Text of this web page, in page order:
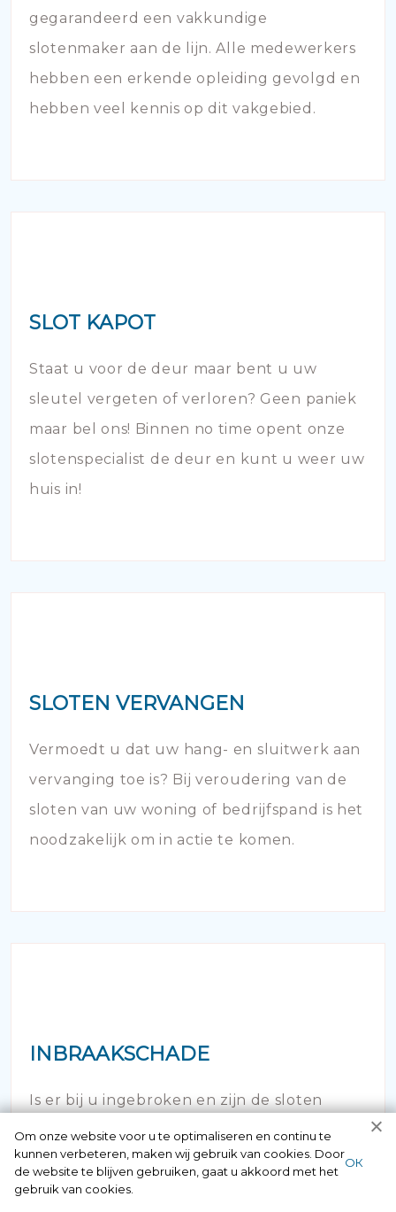
gegarandeerd een vakkundige
slotenmaker aan de lijn. Alle medewerkers
hebben een erkende opleiding gevolgd en
hebben veel kennis op dit vakgebied.
SLOT KAPOT
Staat u voor de deur maar bent u uw
sleutel vergeten of verloren? Geen paniek
maar bel ons! Binnen no time opent onze
slotenspecialist de deur en kunt u weer uw
huis in!
SLOTEN VERVANGEN
Vermoedt u dat uw hang- en sluitwerk aan
vervanging toe is? Bij veroudering van de
sloten van uw woning of bedrijfspand is het
noodzakelijk om in actie te komen.
INBRAAKSCHADE
Is er bij u ingebroken en zijn de sloten
onherstelbaar beschadigd? Uiteraard kunt
u hier 24/7 bij ons terecht.
Om onze website voor u te optimaliseren en continu te
kunnen verbeteren, maken wij gebruik van cookies. Door
de website te blijven gebruiken, gaat u akkoord met het
gebruik van cookies.
ОК